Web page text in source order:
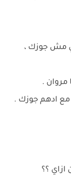
مش جوزك ،
مروان .
مع ادهم جوزك .
ازاي ؟؟